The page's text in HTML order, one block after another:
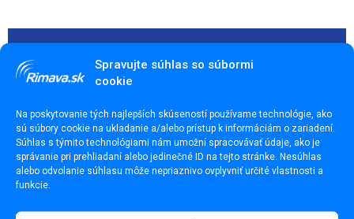
Spravujte súhlas so súbormi
cookie
Na poskytovanie tých najlepších skúseností používame technológie, ako
sú súbory cookie na ukladanie a/alebo prístup k informáciám o zariadení.
Súhlas s týmito technológiami nám umožní spracovávať údaje, ako je
správanie pri prehliadaní alebo jedinečné ID na tejto stránke. Nesúhlas
alebo odvolanie súhlasu môže nepriaznivo ovplyvniť určité vlastnosti a
funkcie.
portálu Rimava.sk, ktoré vám v e-mailovej
schránke budú pristávať pravidelne.
Email